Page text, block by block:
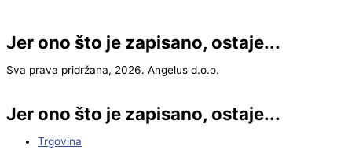
Jer ono što je zapisano, ostaje...
Sva prava pridržana, 2026. Angelus d.o.o.
Jer ono što je zapisano, ostaje...
Trgovina